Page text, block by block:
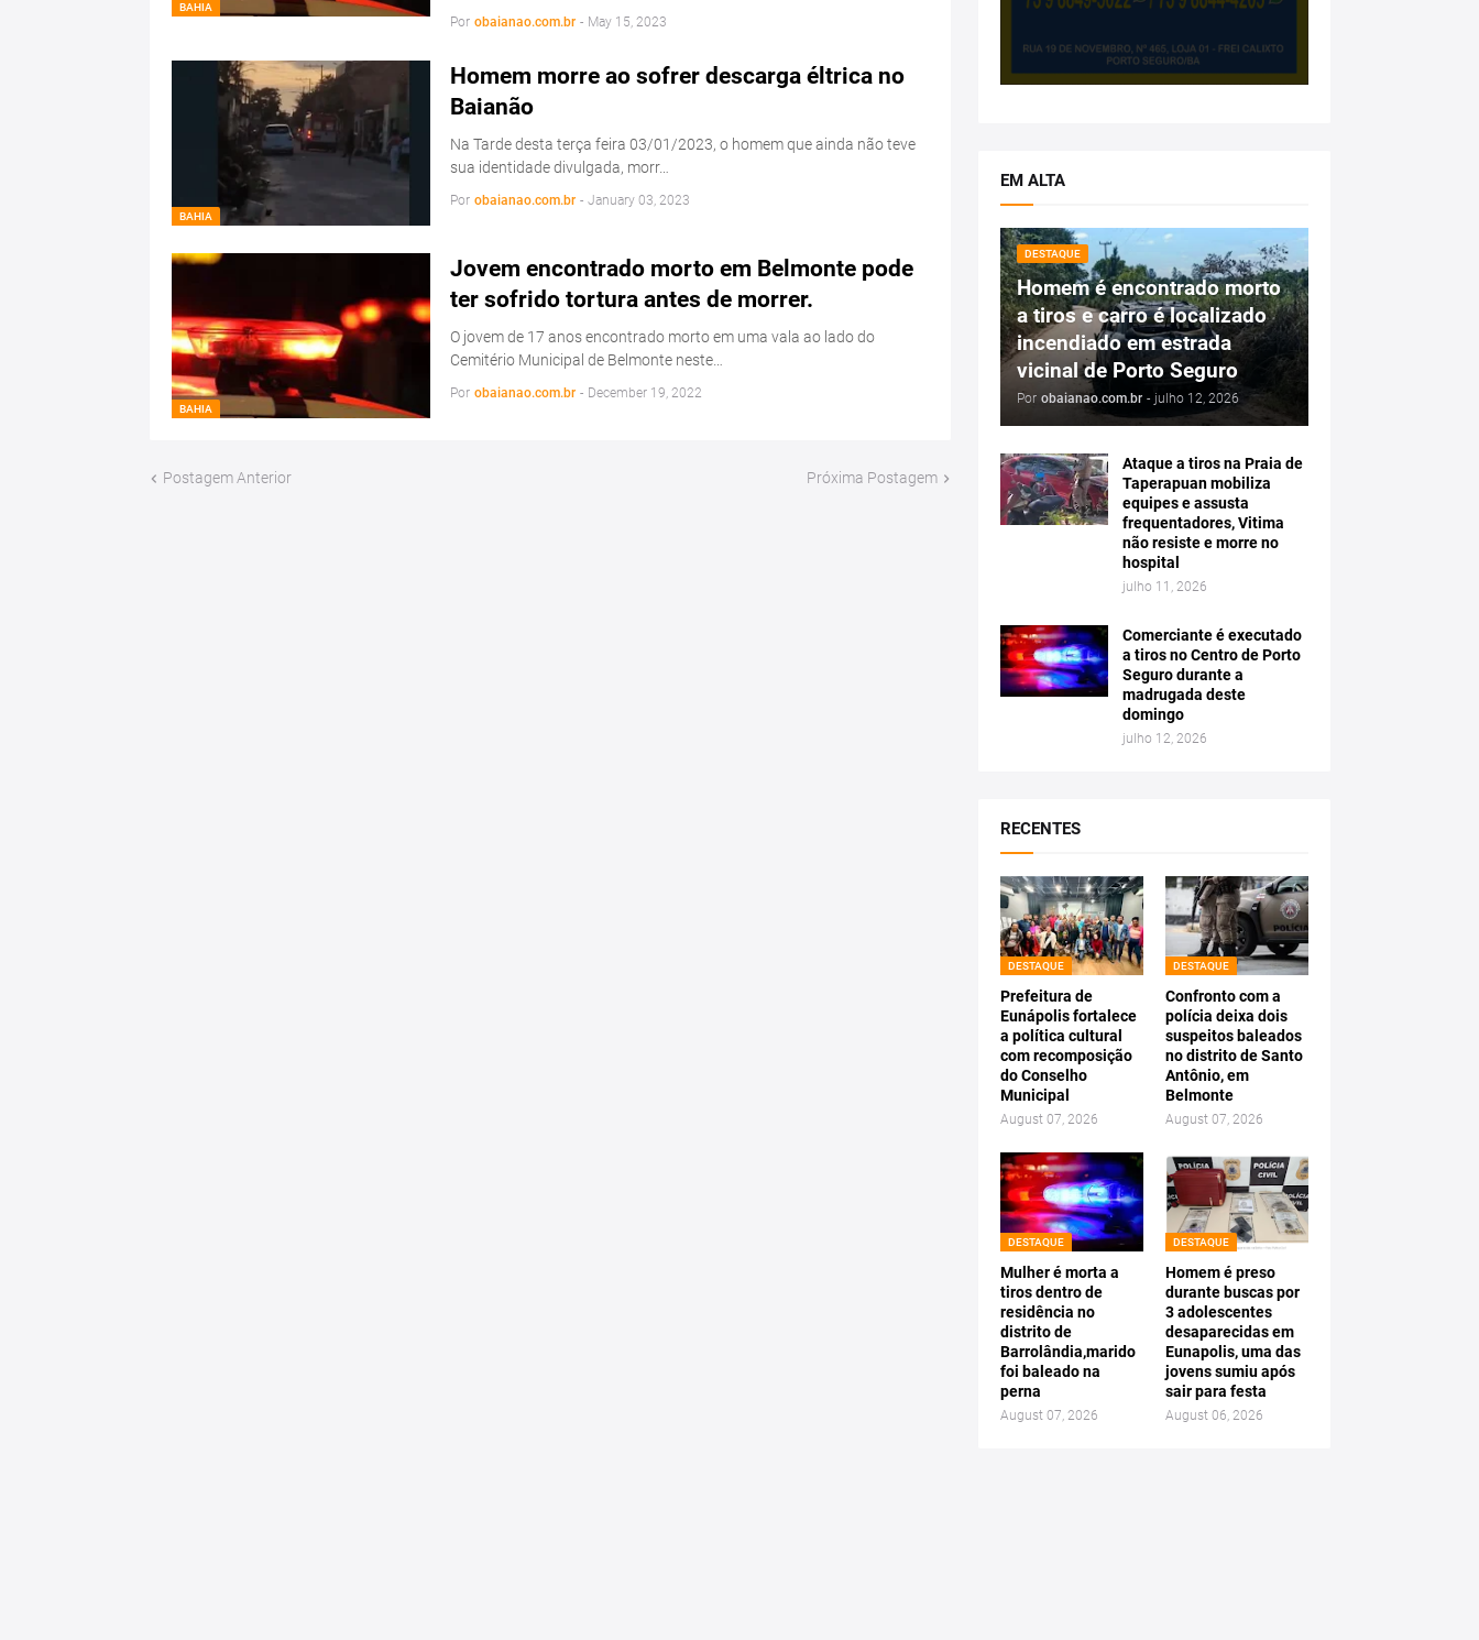
BAHIA
Por obaianao.com.br - May 15, 2023
BAHIA
Homem morre ao sofrer descarga éltrica no
Baianão
Na Tarde desta terça feira 03/01/2023, o homem que ainda não teve
sua identidade divulgada, morr…
Por obaianao.com.br - January 03, 2023
BAHIA
Jovem encontrado morto em Belmonte pode
ter sofrido tortura antes de morrer.
O jovem de 17 anos encontrado morto em uma vala ao lado do
Cemitério Municipal de Belmonte neste…
Por obaianao.com.br - December 19, 2022
Postagem Anterior Próxima Postagem
EM ALTA
DESTAQUE
Homem é encontrado morto
a tiros e carro é localizado
incendiado em estrada
vicinal de Porto Seguro
Por obaianao.com.br - julho 12, 2026
Ataque a tiros na Praia de
Taperapuan mobiliza
equipes e assusta
frequentadores, Vitima
não resiste e morre no
hospital
julho 11, 2026
Comerciante é executado
a tiros no Centro de Porto
Seguro durante a
madrugada deste
domingo
julho 12, 2026
RECENTES
DESTAQUE
Prefeitura de
Eunápolis fortalece
a política cultural
com recomposição
do Conselho
Municipal
August 07, 2026
DESTAQUE
Confronto com a
polícia deixa dois
suspeitos baleados
no distrito de Santo
Antônio, em
Belmonte
August 07, 2026
DESTAQUE
Mulher é morta a
tiros dentro de
residência no
distrito de
Barrolândia,marido
foi baleado na
perna
August 07, 2026
DESTAQUE
Homem é preso
durante buscas por
3 adolescentes
desaparecidas em
Eunapolis, uma das
jovens sumiu após
sair para festa
August 06, 2026